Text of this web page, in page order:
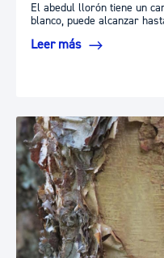
El abedul llorón tiene un
blanco, puede alcanzar
Leer más